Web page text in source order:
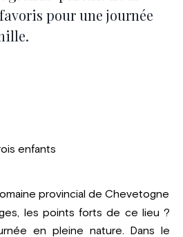
pour une journée
enfants
provincial de Chevetogne
les points forts de ce lieu ?
en pleine nature. Dans le